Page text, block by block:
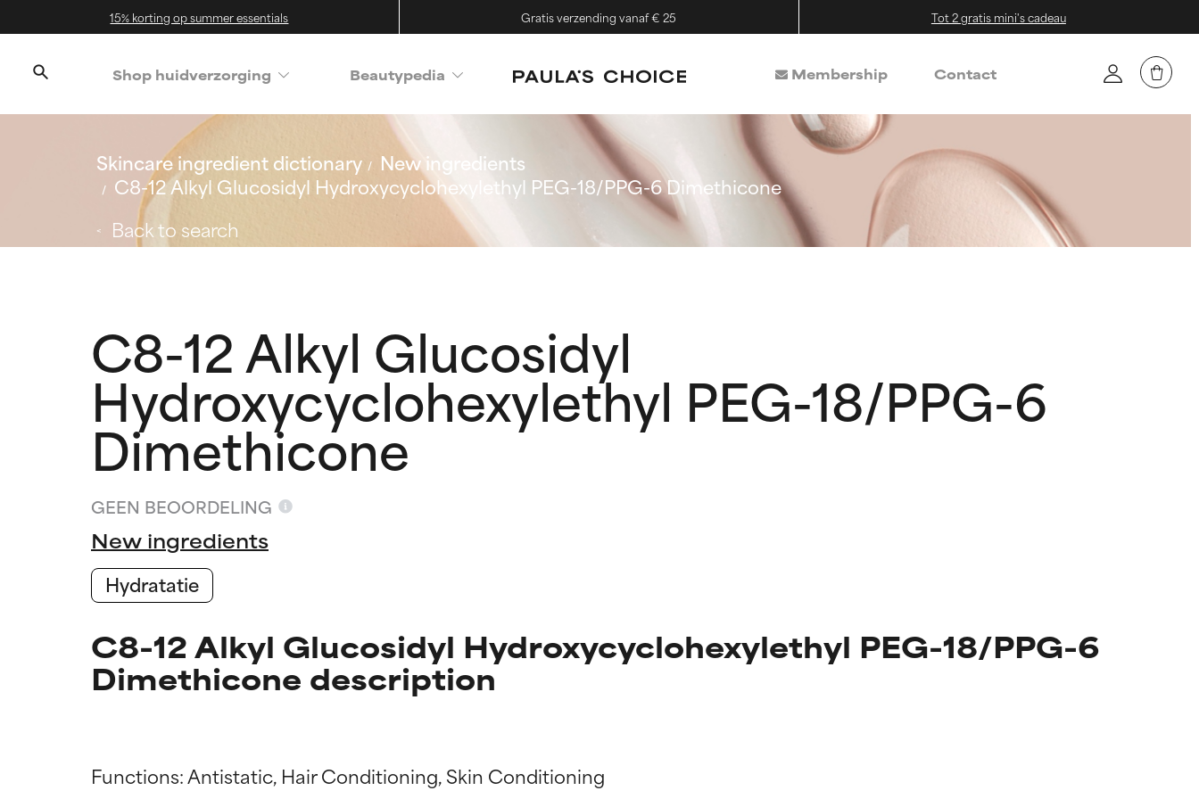
15% korting op summer essentials Gratis verzending vanaf € 25 Tot 2 gratis mini's cadeau
Shop huidverzorging Beautypedia Membership Contact
Skincare ingredient dictionary
New ingredients
C8-12 Alkyl Glucosidyl Hydroxycyclohexylethyl PEG-18/PPG-6 Dimethicone
Back to search
C8-12 Alkyl Glucosidyl
Hydroxycyclohexylethyl PEG-18/PPG-6
Dimethicone
GEEN BEOORDELING
New ingredients
Hydratatie
C8-12 Alkyl Glucosidyl Hydroxycyclohexylethyl PEG-18/PPG-6
Dimethicone description
Functions: Antistatic, Hair Conditioning, Skin Conditioning
Beoordelingen van ingrediënten
Beoordelingen van ingrediënten